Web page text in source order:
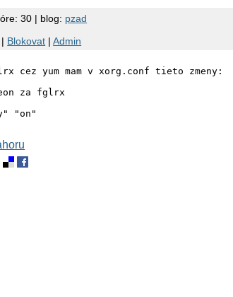
30 | blog: pzad
| Blokovat |Admin
cez yum mam v xorg.conf tieto zmeny:
za fglrx